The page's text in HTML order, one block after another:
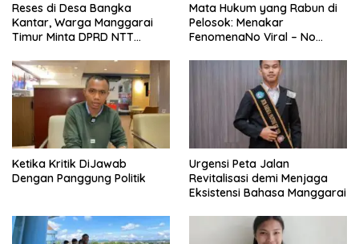
Reses di Desa Bangka
Kantar, Warga Manggarai
Timur Minta DPRD NTT
Pergub Larangan Beli BBM
Bersubsidi Bagi Penunggak
Pajak
Mata Hukum yang Rabun di
Pelosok: Menakar
FenomenaNo Viral – No
Ketika Kritik DiJawab
Dengan Panggung Politik
Urgensi Peta Jalan
Revitalisasi demi Menjaga
Eksistensi Bahasa Manggarai